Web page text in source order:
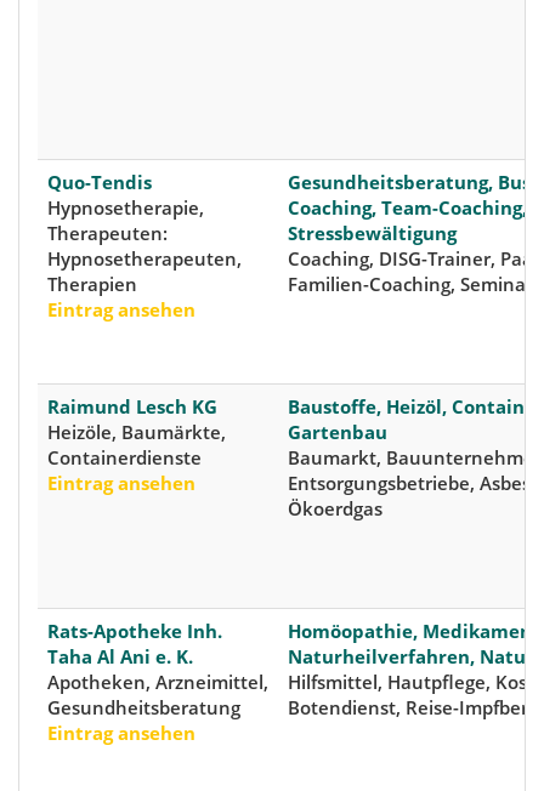
Quo-Tendis
Hypnosetherapie,
Therapeuten:
Hypnosetherapeuten,
Therapien
Eintrag ansehen
Gesundheitsberatung,
Coaching, Team-Coaching,
Stressbewältigung
Coaching, DISG-Trainer,
Familien-Coaching, Seminare
Raimund Lesch KG
Heizöle, Baumärkte,
Containerdienste
Eintrag ansehen
Baustoffe, Heizöl,
Gartenbau
Baumarkt,
Entsorgungsbetriebe,
Ökoerdgas
Rats-Apotheke Inh.
Taha Al Ani e. K.
Apotheken, Arzneimittel,
Gesundheitsberatung
Eintrag ansehen
Homöopathie,
Naturheilverfahren,
Hilfsmittel, Hautpflege,
Botendienst, Reise-